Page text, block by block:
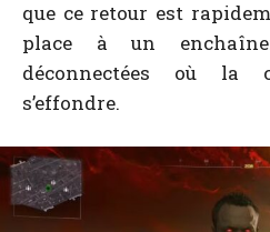
que ce retour est
place à un
déconnectées où la
s’effondre.